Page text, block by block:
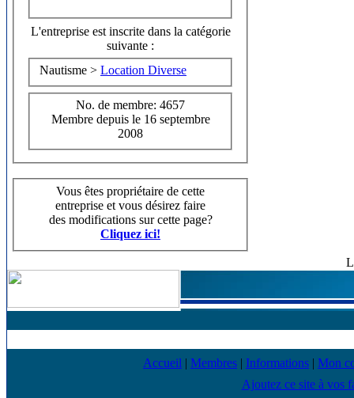
L'entreprise est inscrite dans la catégorie
suivante :
Nautisme > Location Diverse
No. de membre: 4657
Membre depuis le 16 septembre
2008
Vous êtes propriétaire de cette
entreprise et vous désirez faire
des modifications sur cette page?
Cliquez ici!
Accueil | Membres | Informations | Mon
Ajoutez ce site à vos